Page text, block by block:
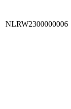
NLRW2300000006